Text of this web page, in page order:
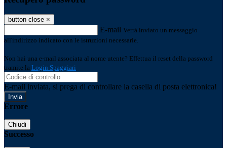
button close ×
E-mail Verrà inviato un messaggio
all'indirizzo indicato con le istruzioni necessarie.
Non hai una e-mail associata al nome utente? Effettua il reset della password
tramite la Login Spaggiari
E-mail inviata, si prega di controllare la casella di posta elettronica!
Errore
Chiudi
Successo